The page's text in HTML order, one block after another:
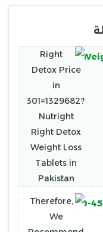
Right Detox
for About 30-